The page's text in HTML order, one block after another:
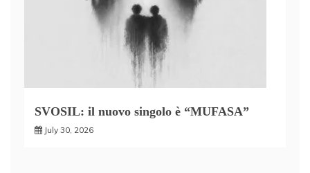
SVOSIL: il nuovo singolo è “MUFASA”
July 30, 2026